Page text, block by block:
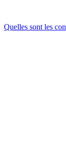
Quelles sont les